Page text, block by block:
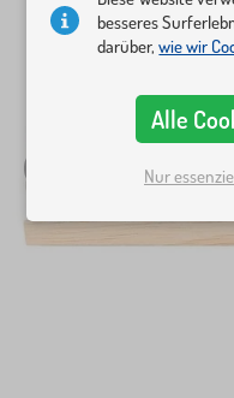
besseres
darüber,wie wir
Alle
Nur